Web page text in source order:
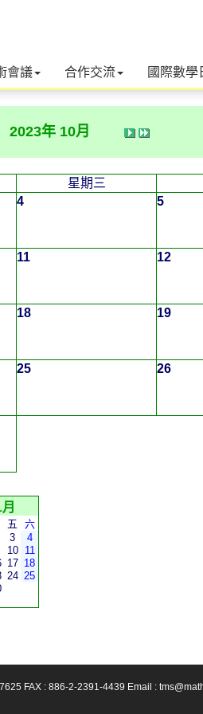
會議 合作交流 國際數學
2023年 10月
星期三
4 5
11 12
18 19
25 26
五
六
3
4
10
11
17 18
24 25
FAX : 886-2-2391-4439 Email :